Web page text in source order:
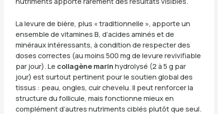
La levure de bière, plus « traditionnelle », apporte un
ensemble de vitamines B, d’acides aminés et de
minéraux intéressants, à condition de respecter des
doses correctes (au moins 500 mg de levure revivifiable
par jour). Le collagène marin hydrolysé (2 à 5 g par
jour) est surtout pertinent pour le soutien global des
tissus : peau, ongles, cuir chevelu. Il peut renforcer la
structure du follicule, mais fonctionne mieux en
complément d’autres nutriments ciblés plutôt que seul.